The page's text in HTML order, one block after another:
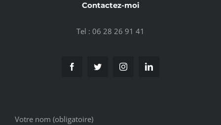
Contactez-moi
Tel : 06 28 26 91 41
Votre nom (obligatoire)